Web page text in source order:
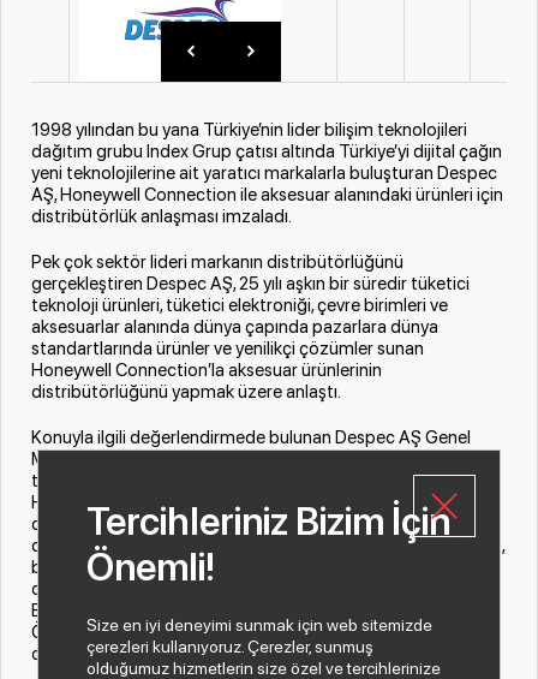
1998 yılından bu yana Türkiye’nin lider bilişim teknolojileri
dağıtım grubu Index Grup çatısı altında Türkiye’yi dijital çağın
yeni teknolojilerine ait yaratıcı markalarla buluşturan Despec
AŞ, Honeywell Connection ile aksesuar alanındaki ürünleri için
distribütörlük anlaşması imzaladı.
Pek çok sektör lideri markanın distribütörlüğünü
gerçekleştiren Despec AŞ, 25 yılı aşkın bir süredir tüketici
teknoloji ürünleri, tüketici elektroniği, çevre birimleri ve
aksesuarlar alanında dünya çapında pazarlara dünya
standartlarında ürünler ve yenilikçi çözümler sunan
Honeywell Connection’la aksesuar ürünlerinin
distribütörlüğünü yapmak üzere anlaştı.
Konuyla ilgili değerlendirmede bulunan Despec AŞ Genel
Müdürü Emrah Küçükgirgin, “
teknoloji meraklılarının tercih ettiği markalardan biri olan
Honeywell Connection’la iş birliği yapmaktan mutluluk
duyuyoruz. Gelişen tüketici teknolojisi trendleri hakkında
derinlemesine tüketici içgörülerini ürünlere dönüştüren şirket,
bu anlamda sağlam bir altyapı geliştirmiş. Sürekli değişen ve
dinamik bir pazarda ürünlerini farklı kılan bir yaklaşımları var.
Bu ürünleri tüketicilerle buluşturacağımız için heyecanlıyız.
Önümüzdeki süreçte yeni iş birliklerine devam edeceğiz”
dedi.
Tercihleriniz Bizim İçin
Önemli!
Size en iyi deneyimi sunmak için web sitemizde
çerezleri kullanıyoruz. Çerezler, sunmuş
olduğumuz hizmetlerin size özel ve tercihlerinize